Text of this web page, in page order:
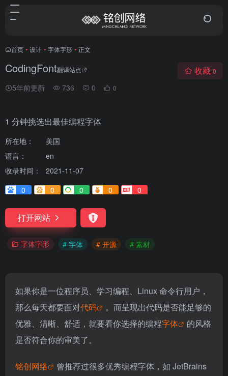
首页 • 设计 • 字体字形 • 正文
CodingFont翻译站点
5年前更新 736 0 0
收藏 0
1 分钟挑选出最佳编程字体
所在地：
美国
语言：
en
收录时间：
2021-11-07
0
0 0 0 0
打开网站
字体字形 # 字体 # 开源 # 素材
如果你是一位程序员、学习编程、Linux 命令行用户，
那么每天都要面对代码
。而呈现出代码是否能足够的
优雅、清晰、舒适，就要看你选择的编程字体
的风格
是否符合你的审美了。
铭创网络
曾推荐过很多优秀编程字体，如 JetBrains